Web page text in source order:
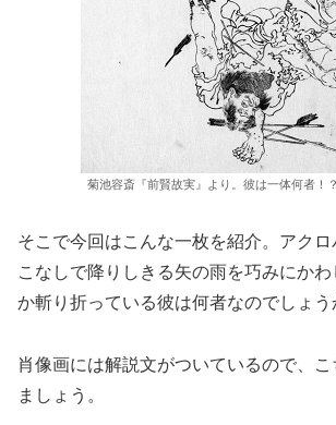
菊池容斎『前賢故実』より。彼は一体何者！？
そこで今回はこんな一枚を紹介。アク
こなしで降りしきる矢の雨を巧みにか
か斬り折っている彼は何者なのでしょう
肖像画には解説文がついているので、
ましょう。